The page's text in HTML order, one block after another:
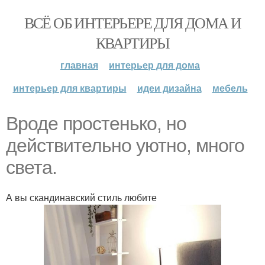
ВСЁ ОБ ИНТЕРЬЕРЕ ДЛЯ ДОМА И
КВАРТИРЫ
главная
интерьер для дома
интерьер для квартиры
идеи дизайна мебель
Вроде простенько, но
действительно уютно, много
света.
А вы скандинавский стиль любите